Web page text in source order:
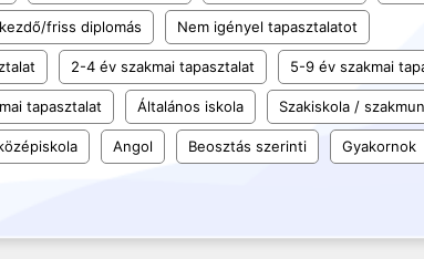
friss diplomás Nem igényel tapasztalatot
2-4 év szakmai tapasztalat 5-9 év szakmai
tapasztalat Általános iskola Szakiskola /
Angol Beosztás szerinti Gyakornok